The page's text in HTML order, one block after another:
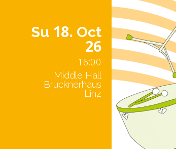
Su 18. Oct
26
16:00
Middle Hall
Brucknerhaus
Linz